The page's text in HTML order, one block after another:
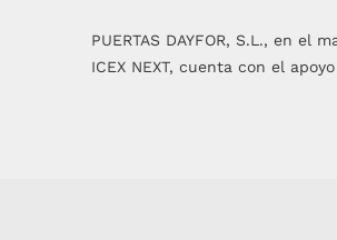
PUERTAS DAYFOR, S.L., en el
ICEX NEXT, cuenta con el